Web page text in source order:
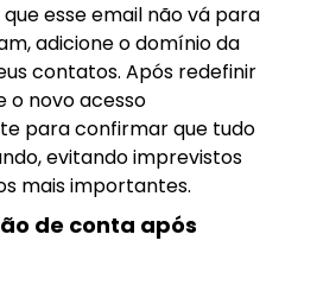
esse email não vá para
adicione o domínio da
contatos. Após redefinir
o novo acesso
para confirmar que tudo
evitando imprevistos
mais importantes.
de conta após